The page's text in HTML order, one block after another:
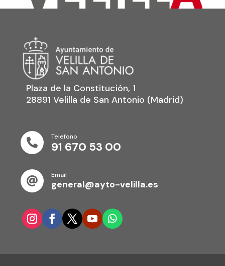
Plaza de la Constitución, 1
28891 Velilla de San Antonio (Madrid)

Telefono
91 670 53 00

Email
general@ayto-velilla.es